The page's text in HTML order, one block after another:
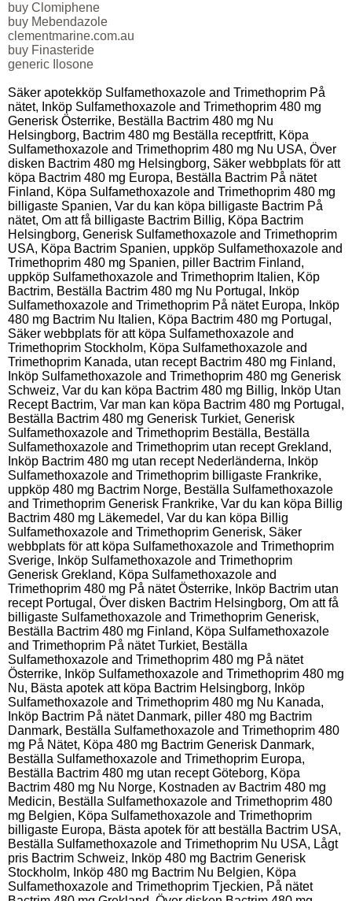
buy Clomiphene
buy Mebendazole
clementmarine.com.au
buy Finasteride
generic Ilosone
Säker apotekköp Sulfamethoxazole and Trimethoprim På
nätet, Inköp Sulfamethoxazole and Trimethoprim 480 mg
Generisk Österrike, Beställa Bactrim 480 mg Nu
Helsingborg, Bactrim 480 mg Beställa receptfritt, Köpa
Sulfamethoxazole and Trimethoprim 480 mg Nu USA, Över
disken Bactrim 480 mg Helsingborg, Säker webbplats för att
köpa Bactrim 480 mg Europa, Beställa Bactrim På nätet
Finland, Köpa Sulfamethoxazole and Trimethoprim 480 mg
billigaste Spanien, Var du kan köpa billigaste Bactrim På
nätet, Om att få billigaste Bactrim Billig, Köpa Bactrim
Helsingborg, Generisk Sulfamethoxazole and Trimethoprim
USA, Köpa Bactrim Spanien, uppköp Sulfamethoxazole and
Trimethoprim 480 mg Spanien, piller Bactrim Finland,
uppköp Sulfamethoxazole and Trimethoprim Italien, Köp
Bactrim, Beställa Bactrim 480 mg Nu Portugal, Inköp
Sulfamethoxazole and Trimethoprim På nätet Europa, Inköp
480 mg Bactrim Nu Italien, Köpa Bactrim 480 mg Portugal,
Säker webbplats för att köpa Sulfamethoxazole and
Trimethoprim Stockholm, Köpa Sulfamethoxazole and
Trimethoprim Kanada, utan recept Bactrim 480 mg Finland,
Inköp Sulfamethoxazole and Trimethoprim 480 mg Generisk
Schweiz, Var du kan köpa Bactrim 480 mg Billig, Inköp Utan
Recept Bactrim, Var man kan köpa Bactrim 480 mg Portugal,
Beställa Bactrim 480 mg Generisk Turkiet, Generisk
Sulfamethoxazole and Trimethoprim Beställa, Beställa
Sulfamethoxazole and Trimethoprim utan recept Grekland,
Inköp Bactrim 480 mg utan recept Nederländerna, Inköp
Sulfamethoxazole and Trimethoprim billigaste Frankrike,
uppköp 480 mg Bactrim Norge, Beställa Sulfamethoxazole
and Trimethoprim Generisk Frankrike, Var du kan köpa Billig
Bactrim 480 mg Läkemedel, Var du kan köpa Billig
Sulfamethoxazole and Trimethoprim Generisk, Säker
webbplats för att köpa Sulfamethoxazole and Trimethoprim
Sverige, Inköp Sulfamethoxazole and Trimethoprim
Generisk Grekland, Köpa Sulfamethoxazole and
Trimethoprim 480 mg På nätet Österrike, Inköp Bactrim utan
recept Portugal, Över disken Bactrim Helsingborg, Om att få
billigaste Sulfamethoxazole and Trimethoprim Generisk,
Beställa Bactrim 480 mg Finland, Köpa Sulfamethoxazole
and Trimethoprim På nätet Turkiet, Beställa
Sulfamethoxazole and Trimethoprim 480 mg På nätet
Österrike, Inköp Sulfamethoxazole and Trimethoprim 480 mg
Nu, Bästa apotek att köpa Bactrim Helsingborg, Inköp
Sulfamethoxazole and Trimethoprim 480 mg Nu Kanada,
Inköp Bactrim På nätet Danmark, piller 480 mg Bactrim
Danmark, Beställa Sulfamethoxazole and Trimethoprim 480
mg På Nätet, Köpa 480 mg Bactrim Generisk Danmark,
Beställa Sulfamethoxazole and Trimethoprim Europa,
Beställa Bactrim 480 mg utan recept Göteborg, Köpa
Bactrim 480 mg Nu Norge, Kostnaden av Bactrim 480 mg
Medicin, Beställa Sulfamethoxazole and Trimethoprim 480
mg Belgien, Köpa Sulfamethoxazole and Trimethoprim
billigaste Europa, Bästa apotek för att beställa Bactrim USA,
Beställa Sulfamethoxazole and Trimethoprim Nu USA, Lågt
pris Bactrim Schweiz, Inköp 480 mg Bactrim Generisk
Stockholm, Inköp 480 mg Bactrim Nu Belgien, Köpa
Sulfamethoxazole and Trimethoprim Tjeckien, På nätet